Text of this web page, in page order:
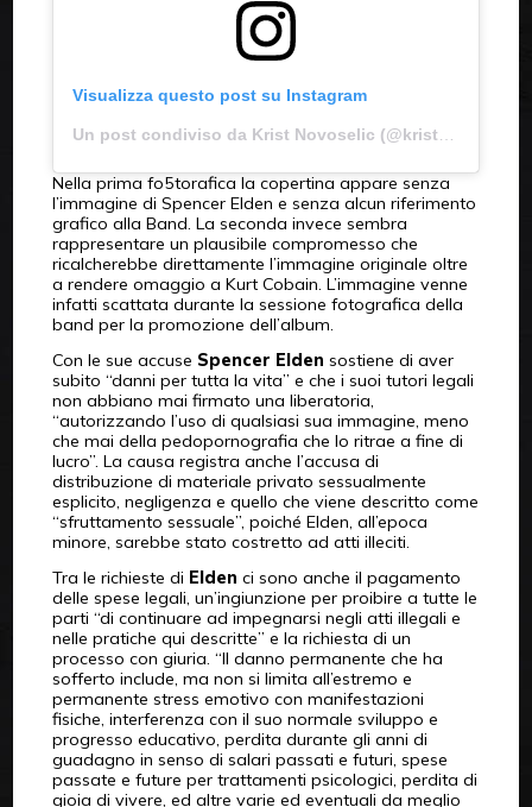
Visualizza questo post su Instagram
Un post condiviso da Krist Novoselic (@krist_novoselick)
Nella prima fo5torafica la copertina appare senza
l’immagine di Spencer Elden e senza alcun riferimento
grafico alla Band. La seconda invece sembra
rappresentare un plausibile compromesso che
ricalcherebbe direttamente l’immagine originale oltre
a rendere omaggio a Kurt Cobain. L’immagine venne
infatti scattata durante la sessione fotografica della
band per la promozione dell’album.
Con le sue accuse Spencer Elden sostiene di aver
subito “danni per tutta la vita” e che i suoi tutori legali
non abbiano mai firmato una liberatoria,
“autorizzando l’uso di qualsiasi sua immagine, meno
che mai della pedopornografia che lo ritrae a fine di
lucro”. La causa registra anche l’accusa di
distribuzione di materiale privato sessualmente
esplicito, negligenza e quello che viene descritto come
“sfruttamento sessuale”, poiché Elden, all’epoca
minore, sarebbe stato costretto ad atti illeciti.
Tra le richieste di Elden ci sono anche il pagamento
delle spese legali, un’ingiunzione per proibire a tutte le
parti “di continuare ad impegnarsi negli atti illegali e
nelle pratiche qui descritte” e la richiesta di un
processo con giuria. “Il danno permanente che ha
sofferto include, ma non si limita all’estremo e
permanente stress emotivo con manifestazioni
fisiche, interferenza con il suo normale sviluppo e
progresso educativo, perdita durante gli anni di
guadagno in senso di salari passati e futuri, spese
passate e future per trattamenti psicologici, perdita di
gioia di vivere, ed altre varie ed eventuali da meglio